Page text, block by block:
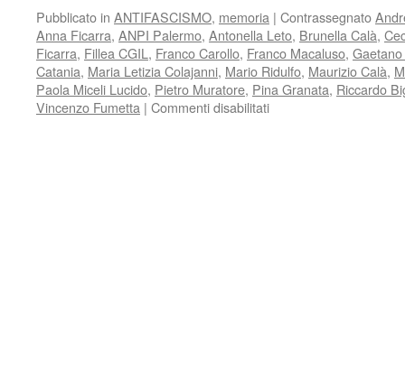
Pubblicato in ANTIFASCISMO, memoria | Contrassegnato
Anna Ficarra, ANPI Palermo, Antonella Leto, Brunella Calà,
Ficarra, Fillea CGIL , Franco Carollo, Franco Macaluso,
Catania, Maria Letizia Colajanni, Mario Ridulfo, Maurizio Calà,
Paola Miceli Lucido, Pietro Muratore, Pina Granata, Riccardo
Vincenzo Fumetta | Commenti disabilitatisu